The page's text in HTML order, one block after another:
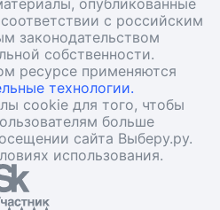
опубликованные
с российским
законодательством
собственности.
ресурсе применяются
технологии.
cookie для того, чтобы
больше
сайта Выберу.ру.
использования.